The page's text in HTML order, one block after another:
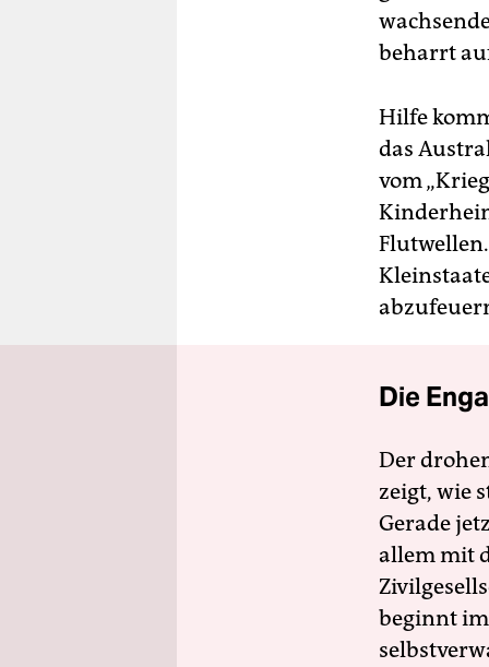
beharrt
Hilfe
das
vom
Die
Der
zeigt, wie
Gerade
allem mit
beginnt